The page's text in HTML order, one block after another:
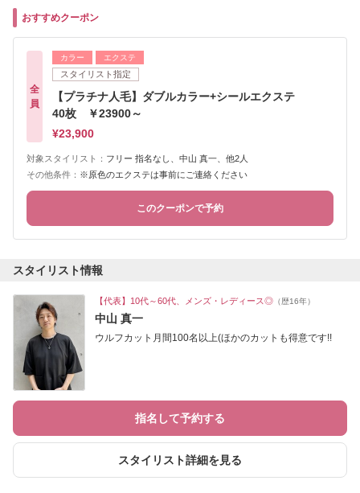
おすすめクーポン
全
員
カラー エクステ
スタイリスト指定
【プラチナ人毛】ダブルカラー+シールエクステ
40枚 ￥23900～
¥23,900
対象スタイリスト： フリー 指名なし、中山 真一、他2人
その他条件： ※原色のエクステは事前にご連絡ください
このクーポンで予約
スタイリスト情報
【代表】10代～60代、メンズ・レディース◎ （歴16年）
中山 真一
ウルフカット月間100名以上(ほかのカットも得意です!!
指名して予約する
スタイリスト詳細を見る